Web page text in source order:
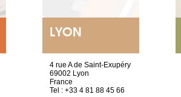
LYON
4 rue A de Saint-Exupéry
69002 Lyon
France
Tel : +33 4 81 88 45 66